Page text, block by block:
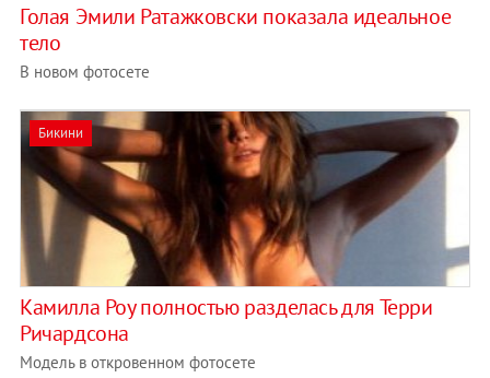
Голая Эмили Ратажковски показала идеальное
тело
В новом фотосете
Бикини
Камилла Роу полностью разделась для Терри
Ричардсона
Модель в откровенном фотосете